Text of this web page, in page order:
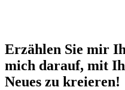
Erzählen Sie mir
mich darauf, mit
Neues zu kreieren!